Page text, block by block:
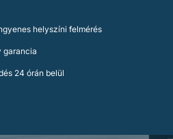
helyszíni felmérés
garancia
24 órán belül